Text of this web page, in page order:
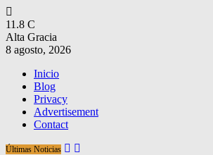
11.8 C
Alta Gracia
8 agosto, 2026
Inicio
Blog
Privacy
Advertisement
Contact
Últimas Noticias